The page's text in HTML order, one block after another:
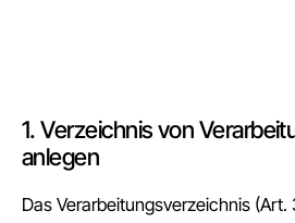
1. Verzeichnis von
anlegen
Das Verarbeitungsverzeichnis (Art.